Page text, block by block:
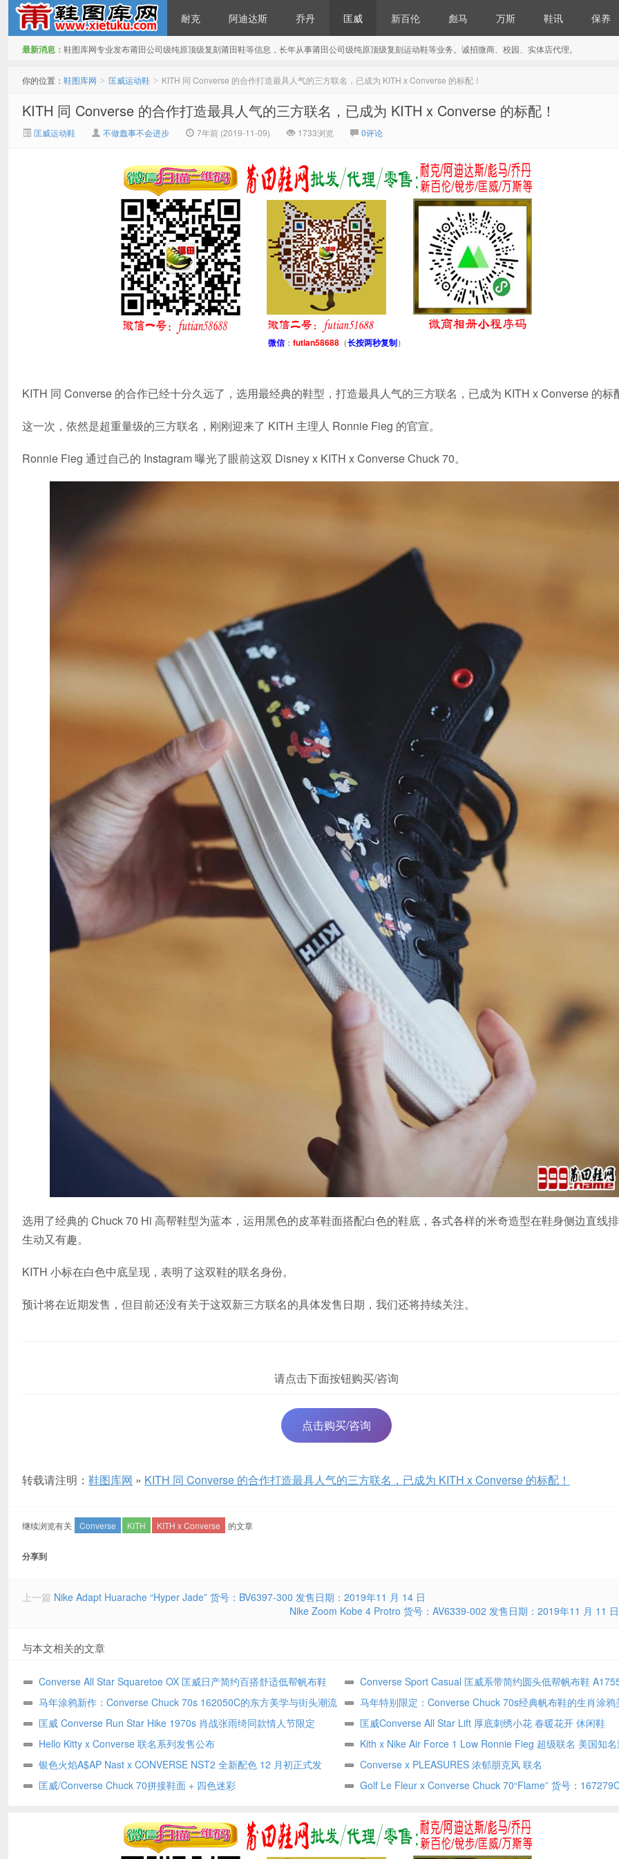
耐克 阿迪达斯 乔丹 匡威 新百伦 彪马 万斯 鞋讯 保养
最新消息： 鞋图库网专业发布莆田公司级纯原顶级复刻莆田鞋等信息，长年从事莆田公司级纯原顶级复刻运动鞋等业务。诚招微商、校园、实体店代理。
你的位置： 鞋图库网 > 匡威运动鞋 > KITH 同 Converse 的合作打造最具人气的三方联名，已成为 KITH x Converse 的标配！
KITH 同 Converse 的合作打造最具人气的三方联名，已成为 KITH x Converse 的标配！
匡威运动鞋 不做蠢事不会进步 7年前 (2019-11-09) 1733浏览 0评论
微信： futian58688（长按两秒复制）
KITH 同 Converse 的合作已经十分久远了，选用最经典的鞋型，打造最具人气的三方联名，已成为 KITH x Converse 的标
这一次，依然是超重量级的三方联名，刚刚迎来了 KITH 主理人 Ronnie Fieg 的官宣。
Ronnie Fieg 通过自己的 Instagram 曝光了眼前这双 Disney x KITH x Converse Chuck 70。
选用了经典的 Chuck 70 Hi 高帮鞋型为蓝本，运用黑色的皮革鞋面搭配白色的鞋底，各式各样的米奇造型在鞋身侧边直线
生动又有趣。
KITH 小标在白色中底呈现，表明了这双鞋的联名身份。
预计将在近期发售，但目前还没有关于这双新三方联名的具体发售日期，我们还将持续关注。
请点击下面按钮购买/咨询
点击购买/咨询
转载请注明： 鞋图库网 » KITH 同 Converse 的合作打造最具人气的三方联名，已成为 KITH x Converse 的标配！
继续浏览有关 Converse KITH KITH x Converse 的文章
分享到
上一篇 Nike Adapt Huarache “Hyper Jade” 货号：BV6397-300 发售日期：2019年11 月 14 日
Nike Zoom Kobe 4 Protro 货号：AV6339-002 发售日期：2019年11 月 11 日
与本文相关的文章
Converse All Star Squaretoe OX 匡威日产简约百搭舒适低帮帆布鞋
1SF075
Converse Sport Casual 匡威系带简约圆头低帮帆布鞋
透气帆布鞋面硫化橡胶大底
马年涂鸦新作：Converse Chuck 70s 162050C的东方美学与街头潮流
碰撞
马年特别限定：Converse Chuck 70s经典帆布鞋的生肖涂鸦
穿搭指南
匡威 Converse Run Star Hike 1970s 肖战张雨绮同款情人节限定
匡威Converse All Star Lift 厚底刺绣小花 春暖花开 休闲鞋
Hello Kitty x Converse 联名系列发售公布
Kith x Nike Air Force 1 Low Ronnie Fieg 超级联名 美国知
Kith联名空军一号货号：CU2980 195
银色火焰A$AP Nast x CONVERSE NST2 全新配色 12 月初正式发
售
Converse x PLEASURES 浓郁朋克风 联名
匡威/Converse Chuck 70拼接鞋面 + 四色迷彩
Golf Le Fleur x Converse Chuck 70“Flame” 货号：